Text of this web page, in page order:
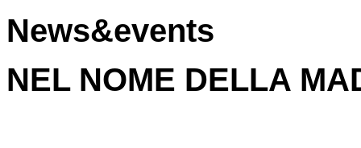
News&events
NEL NOME DELLA